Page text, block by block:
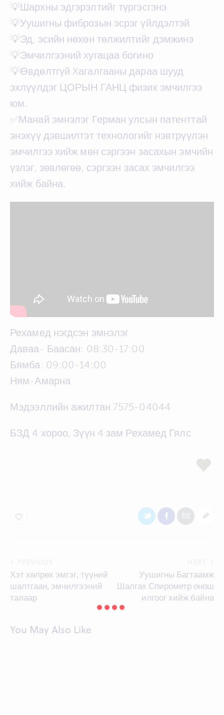
💡Шархны эдгэрэлтийг түргэсгэнэ
💡Уушигны фиброзын эсрэг үйлдэлтэй
💡Эд, эсийн нөхөн төлжилтийг дэмжинэ
💡Эмчилгээний хугацаа богино
💡Өвдөлтгүй Xагалгааны дараа шууд
эхлүүлдэг ЦОРЫН ГАНЦ физик эмчилгээ
юм.
✅Манай эмнэлэг Герман улсын патенттай
энэхүү дэвшилтэт технологийг нэвтрүүлэн
эмчилгээ хийж мөн сэргээн засахын эмчийн
үзлэг, зөвлөгөө, сэргээн засах эмчилгээ
хийж байна.
Рехамед нэгдсэн эмнэлэг
Даваа- Баасан: 08:30-17:00
Бямба: 09:00-14:00
Ням-Амарна
Мэдээллийн ажилтан 7575-04044
БЗД 4 хороо, Зүүн 4 зам Рехамед Гялс
navigation
Хэт хөлрөх эмгэг, түүний
шалтгаан, эмчилгээний
талаар
Уушигны Багтаамж
Шалгах Спирометр онош
илгоог хийж байна
You May Also Like